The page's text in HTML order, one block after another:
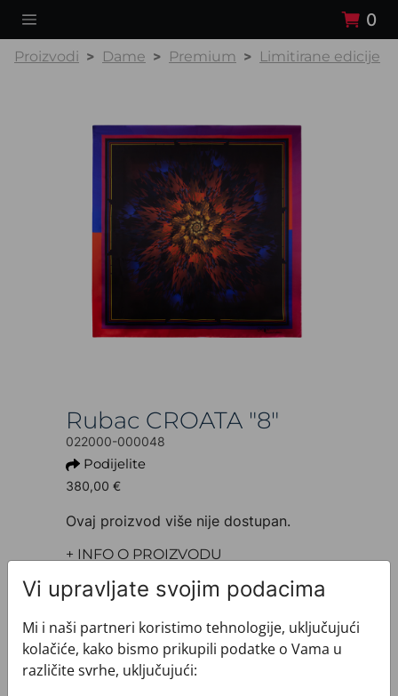
0
Proizvodi Dame Premium Limitirane edicije
Rubac CROATA "8"
022000-000048
Podijelite
380,00 €
Ovaj proizvod više nije dostupan.
+ INFO O PROIZVODU
Model: Limitirana serija
Boja: Ciklama
Proizvod: Rubac
Veličina: 90 x 90 cm
Vi upravljate svojim podacima
Mi i naši partneri koristimo tehnologije, uključujući
kolačiće, kako bismo prikupili podatke o Vama u
različite svrhe, uključujući: